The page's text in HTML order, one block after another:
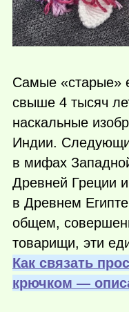
Самые «старые»
свыше 4 тысяч
наскальные
Индии.
в мифах
Древней
в Древнем
общем,
товарищи, эти
Как связать
крючком —